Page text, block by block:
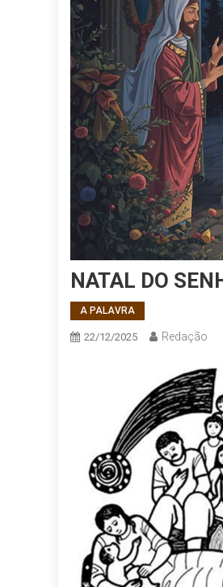
NATAL DO
A PALAVRA
22/12/2025 Redação